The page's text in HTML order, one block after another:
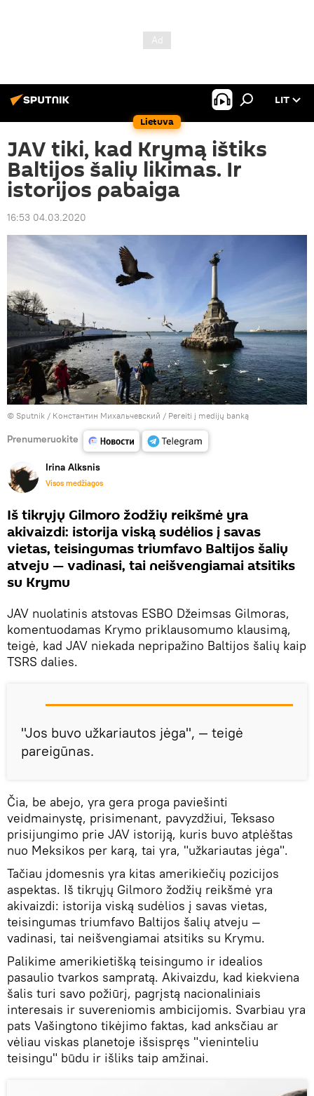
Lietuva
LIT
JAV tiki, kad Krymą ištiks
Baltijos šalių likimas. Ir
istorijos pabaiga
16:53 04.03.2020
© Sputnik / Константин Михальчевский / Pereiti į medijų banką
Prenumeruokite
Irina Alksnis
Visos medžiagos
Iš tikrųjų Gilmoro žodžių reikšmė yra
akivaizdi: istorija viską sudėlios į savas
vietas, teisingumas triumfavo Baltijos šalių
atveju — vadinasi, tai neišvengiamai atsitiks
su Krymu
JAV nuolatinis atstovas ESBO Džeimsas Gilmoras,
komentuodamas Krymo priklausomumo klausimą,
teigė, kad JAV niekada nepripažino Baltijos šalių kaip
TSRS dalies.
"Jos buvo užkariautos jėga", — teigė
pareigūnas.
Čia, be abejo, yra gera proga paviešinti
veidmainystę, prisimenant, pavyzdžiui, Teksaso
prisijungimo prie JAV istoriją, kuris buvo atplėštas
nuo Meksikos per karą, tai yra, "užkariautas jėga".
Tačiau įdomesnis yra kitas amerikiečių pozicijos
aspektas. Iš tikrųjų Gilmoro žodžių reikšmė yra
akivaizdi: istorija viską sudėlios į savas vietas,
teisingumas triumfavo Baltijos šalių atveju —
vadinasi, tai neišvengiamai atsitiks su Krymu.
Palikime amerikietišką teisingumo ir idealios
pasaulio tvarkos sampratą. Akivaizdu, kad kiekviena
šalis turi savo požiūrį, pagrįstą nacionaliniais
interesais ir suvereniomis ambicijomis. Svarbiau yra
pats Vašingtono tikėjimo faktas, kad anksčiau ar
vėliau viskas planetoje išsispręs "vieninteliu
teisingu" būdu ir išliks taip amžinai.